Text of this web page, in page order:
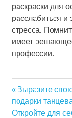
раскраски для
расслабиться
стресса.
имеет
профессии.
Previous
Post:
Выразите
подарки
Next
Откройте для